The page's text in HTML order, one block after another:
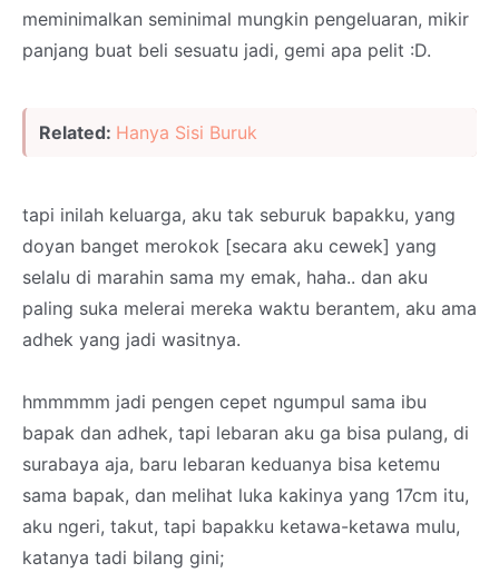
meminimalkan seminimal mungkin pengeluaran, mikir
panjang buat beli sesuatu jadi, gemi apa pelit :D.
Related: Hanya Sisi Buruk
tapi inilah keluarga, aku tak seburuk bapakku, yang
doyan banget merokok [secara aku cewek] yang
selalu di marahin sama my emak, haha.. dan aku
paling suka melerai mereka waktu berantem, aku ama
adhek yang jadi wasitnya.
hmmmmm jadi pengen cepet ngumpul sama ibu
bapak dan adhek, tapi lebaran aku ga bisa pulang, di
surabaya aja, baru lebaran keduanya bisa ketemu
sama bapak, dan melihat luka kakinya yang 17cm itu,
aku ngeri, takut, tapi bapakku ketawa-ketawa mulu,
katanya tadi bilang gini;